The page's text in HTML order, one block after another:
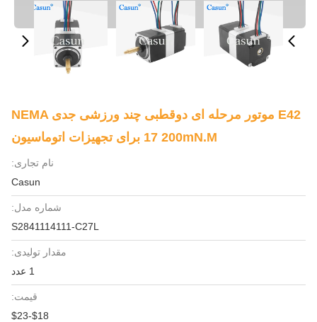
E42 موتور مرحله ای دوقطبی چند ورزشی جدی NEMA
17 200mN.M برای تجهیزات اتوماسیون
نام تجاری:
Casun
شماره مدل:
S2841114111-C27L
مقدار تولیدی:
قیمت:
$18-$23